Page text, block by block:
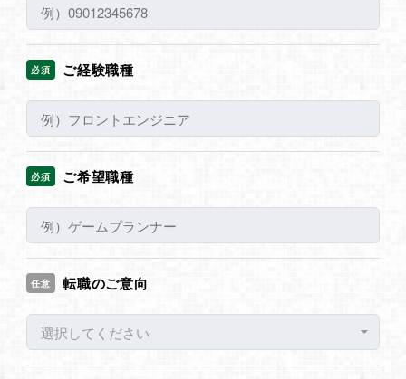
必須 ご経験職種
必須 ご希望職種
任意 転職のご意向
選択してください